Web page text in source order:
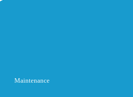
Maintenance